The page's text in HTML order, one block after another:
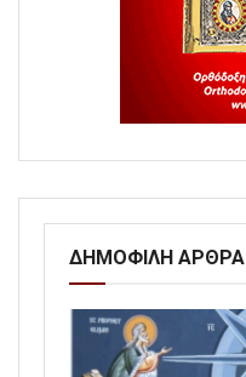
ΔΗΜΟΦΙΛΗ ΑΡΘΡΑ